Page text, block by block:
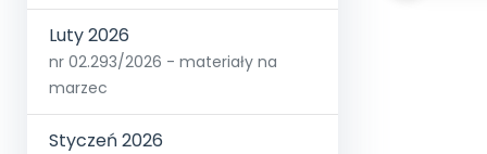
Luty 2026
nr 02.293/2026 - materiały na
marzec
Styczeń 2026